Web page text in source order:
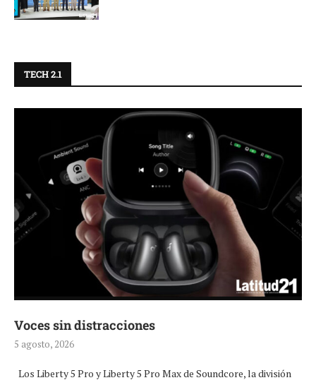
TECH 2.1
Voces sin distracciones
5 agosto, 2026
Los Liberty 5 Pro y Liberty 5 Pro Max de Soundcore, la división